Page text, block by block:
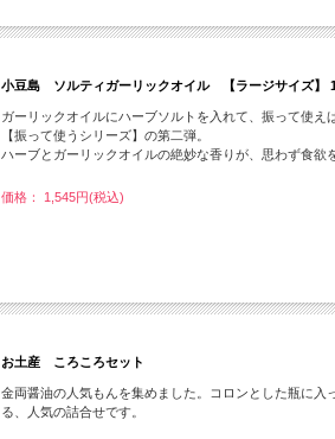
小豆島 ソルティガーリックオイル 【ラージサイズ】
ガーリックオイルにハーブソルトを入れて、振って使え
【振って使うシリーズ】の第二弾。
ハーブとガーリックオイルの絶妙な香りが、思わず食欲
価格： 1,545円(税込)
お土産 ころころセット
金両醤油の人気もんを集めました。コロンとした瓶に
る、人気の詰合せです。